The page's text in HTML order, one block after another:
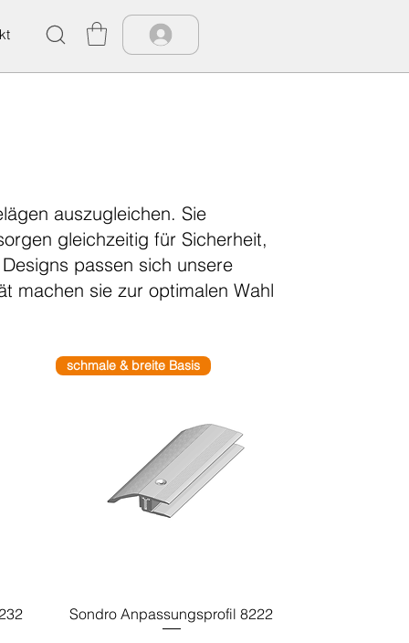
auszugleichen. Sie
gleichzeitig für Sicherheit,
passen sich unsere
machen sie zur optimalen Wahl
schmale & breite Basis
Sondro Anpassungsprofil 8222